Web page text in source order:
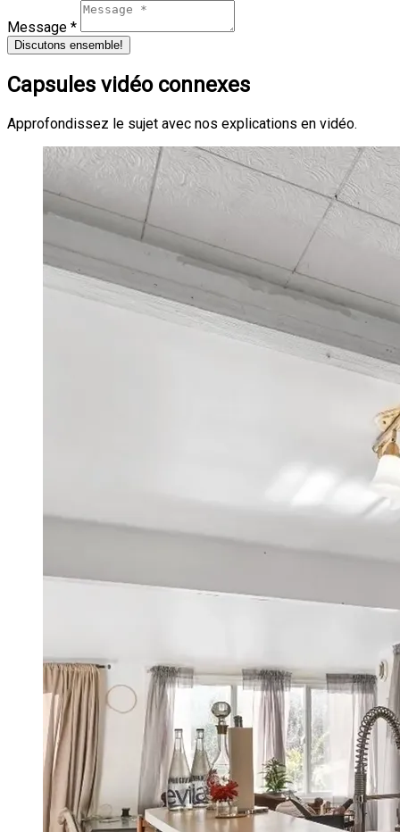
Message *
Discutons ensemble!
Capsules vidéo connexes
Approfondissez le sujet avec nos explications en vidéo.